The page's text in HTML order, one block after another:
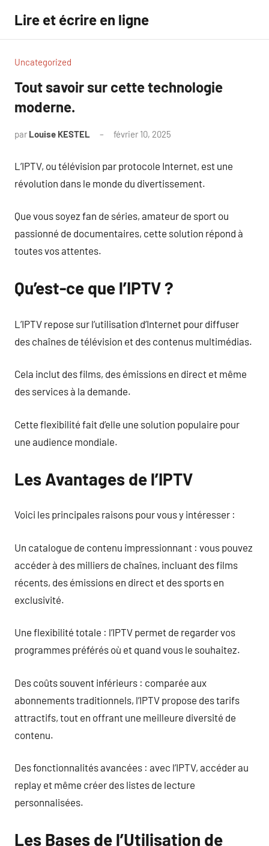
contenu
Lire et écrire en ligne
Uncategorized
Tout savoir sur cette technologie
moderne.
par Louise KESTEL février 10, 2025
L’IPTV, ou télévision par protocole Internet, est une
révolution dans le monde du divertissement.
Que vous soyez fan de séries, amateur de sport ou
passionné de documentaires, cette solution répond à
toutes vos attentes.
Qu’est-ce que l’IPTV ?
L’IPTV repose sur l’utilisation d’Internet pour diffuser
des chaînes de télévision et des contenus multimédias.
Cela inclut des films, des émissions en direct et même
des services à la demande.
Cette flexibilité fait d’elle une solution populaire pour
une audience mondiale.
Les Avantages de l’IPTV
Voici les principales raisons pour vous y intéresser :
Un catalogue de contenu impressionnant : vous pouvez
accéder à des milliers de chaînes, incluant des films
récents, des émissions en direct et des sports en
exclusivité.
Une flexibilité totale : l’IPTV permet de regarder vos
programmes préférés où et quand vous le souhaitez.
Des coûts souvent inférieurs : comparée aux
abonnements traditionnels, l’IPTV propose des tarifs
attractifs, tout en offrant une meilleure diversité de
contenu.
Des fonctionnalités avancées : avec l’IPTV, accéder au
replay et même créer des listes de lecture
personnalisées.
Les Bases de l’Utilisation de